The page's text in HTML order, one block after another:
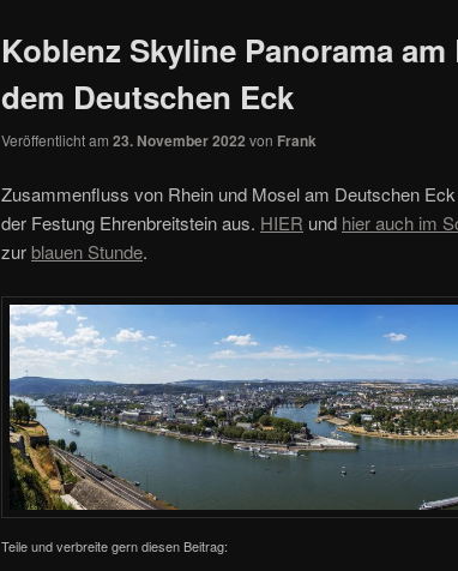
Koblenz Skyline Panorama
dem Deutschen Eck
Veröffentlicht am 23. November 2022 von Frank
Zusammenfluss von Rhein und Mosel am Deutschen
der Festung Ehrenbreitstein aus. HIER und hier auch im
zurblauen Stunde.
Teile und verbreite gern diesen Beitrag: